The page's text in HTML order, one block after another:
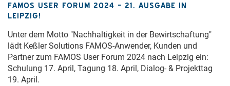
FAMOS USER FORUM 2024 – 21. AUSGABE IN
LEIPZIG!
Unter dem Motto "Nachhaltigkeit in der Bewirtschaftung"
lädt Keßler Solutions FAMOS-Anwender, Kunden und
Partner zum FAMOS User Forum 2024 nach Leipzig ein:
Schulung 17. April, Tagung 18. April, Dialog- & Projekttag
19. April.